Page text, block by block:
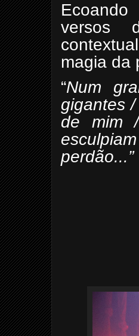
versos
magia da
“Num
gigantes
de mim
perdão...”